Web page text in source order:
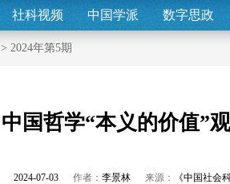
社科视频 中国学派 数字思政
> 2024年第5期
中国哲学“本义的价值”
2024-07-03 作者： 李景林 来源： 《中国社会